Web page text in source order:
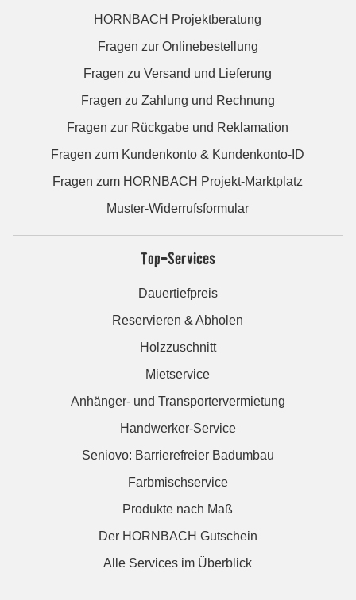
HORNBACH Projektberatung
Fragen zur Onlinebestellung
Fragen zu Versand und Lieferung
Fragen zu Zahlung und Rechnung
Fragen zur Rückgabe und Reklamation
Fragen zum Kundenkonto & Kundenkonto-ID
Fragen zum HORNBACH Projekt-Marktplatz
Muster-Widerrufsformular
Top-Services
Dauertiefpreis
Reservieren & Abholen
Holzzuschnitt
Mietservice
Anhänger- und Transportervermietung
Handwerker-Service
Seniovo: Barrierefreier Badumbau
Farbmischservice
Produkte nach Maß
Der HORNBACH Gutschein
Alle Services im Überblick